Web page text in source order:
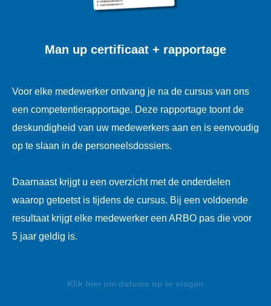
Man up certificaat + rapportage
Voor elke medewerker ontvang je na de cursus van ons
een competentierapportage. Deze rapportage toont de
deskundigheid van uw medewerkers aan en is eenvoudig
op te slaan in de personeelsdossiers.
Daarnaast krijgt u een overzicht met de onderdelen
waarop getoetst is tijdens de cursus. Bij een voldoende
resultaat krijgt elke medewerker een ARBO pas die voor
5 jaar geldig is.
Klik hier om datums op te vragen